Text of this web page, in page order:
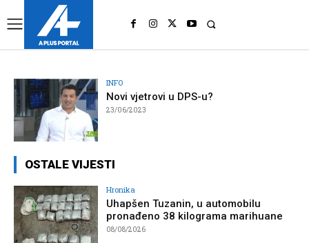
INFO
Novi vjetrovi u DPS-u?
23/06/2023
OSTALE VIJESTI
Hronika
Uhapšen Tuzanin, u automobilu
pronađeno 38 kilograma marihuane
08/08/2026